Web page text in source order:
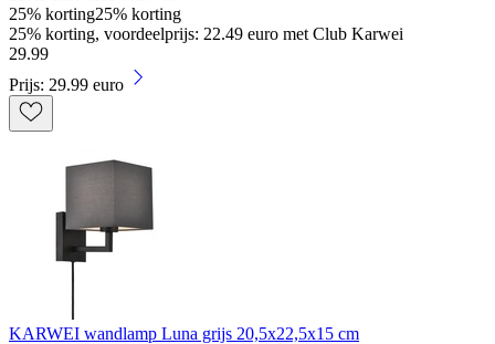
25% korting25% korting
25% korting, voordeelprijs: 22.49 euro met Club Karwei
29.99
Prijs: 29.99 euro
KARWEI wandlamp Luna grijs 20,5x22,5x15 cm